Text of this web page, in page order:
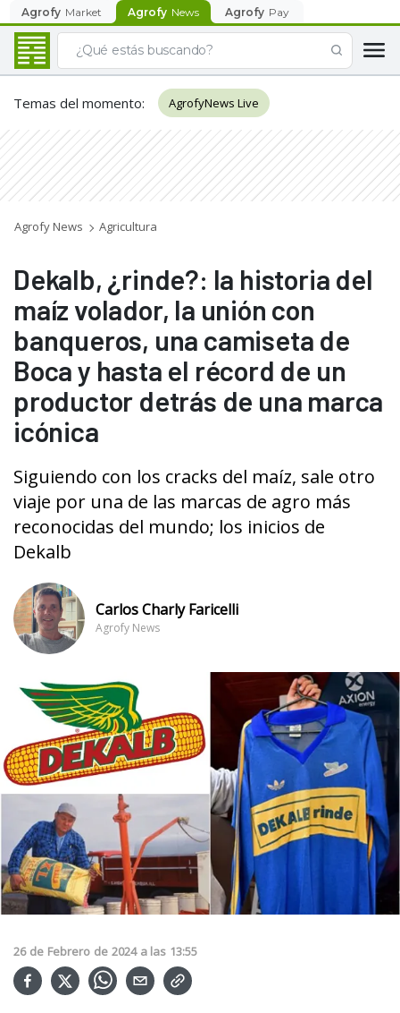
Agrofy Market Agrofy News Agrofy Pay
Temas del momento: AgrofyNews Live
Agrofy News Agricultura
Dekalb, ¿rinde?: la historia del
maíz volador, la unión con
banqueros, una camiseta de
Boca y hasta el récord de un
productor detrás de una marca
icónica
Siguiendo con los cracks del maíz, sale otro
viaje por una de las marcas de agro más
reconocidas del mundo; los inicios de
Dekalb
Carlos Charly Faricelli
Agrofy News
26 de Febrero de 2024 a las 13:55